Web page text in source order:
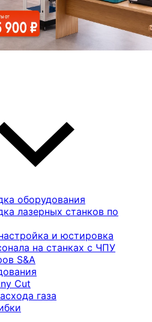
оборудования
лазерных станков по
и юстировка
на станках с ЧПУ
S&A
Cut
газа